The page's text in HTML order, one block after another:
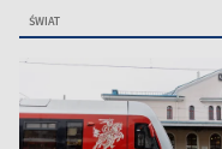
ŚWIAT